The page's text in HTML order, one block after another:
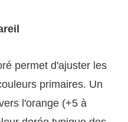
permet d'ajuster les
primaires. Un
l'orange (+5 à